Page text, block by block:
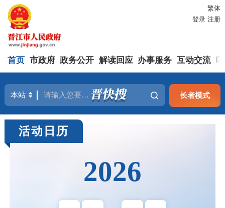
繁体
登录 注册
首页 市政府 政务公开 解读回应 办事服务 互动交流
长者模式
活动日历
2026